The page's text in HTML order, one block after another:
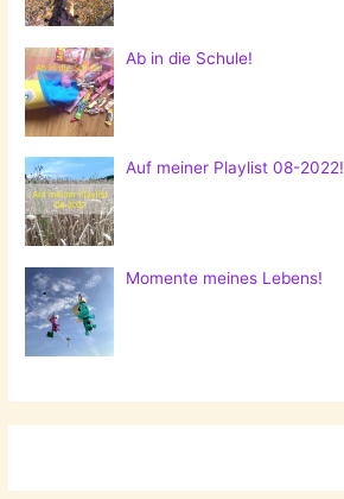
Ab in die Schule!
Auf meiner Playlist 08-2022!
Momente meines Lebens!